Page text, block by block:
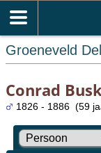
Groeneveld
Conrad
1826 - 1886 (59